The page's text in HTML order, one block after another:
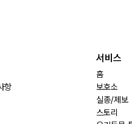
항
서비스
홈
보호소
실종/제보
스토리